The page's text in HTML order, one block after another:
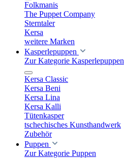
Folkmanis
The Puppet Company
Sterntaler
Kersa
weitere Marken
Kasperlepuppen
Zur Kategorie Kasperlepuppen
Kersa Classic
Kersa Beni
Kersa Lina
Kersa Kalli
Tütenkasper
tschechisches Kunsthandwerk
Zubehör
Puppen
Zur Kategorie Puppen